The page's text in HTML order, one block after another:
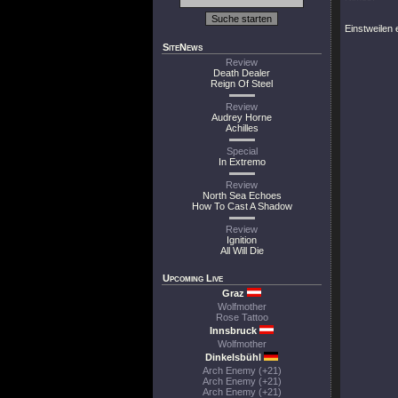
SiteNews
Review
Death Dealer
Reign Of Steel
Review
Audrey Horne
Achilles
Special
In Extremo
Review
North Sea Echoes
How To Cast A Shadow
Review
Ignition
All Will Die
Upcoming Live
Graz
Wolfmother
Rose Tattoo
Innsbruck
Wolfmother
Dinkelsbühl
Arch Enemy (+21)
Arch Enemy (+21)
Arch Enemy (+21)
Einstweilen